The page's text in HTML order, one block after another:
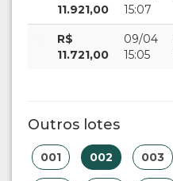
11.921,00
15:07
R$
11.721,00
09/04
15:05
Outros lotes
001 002 003